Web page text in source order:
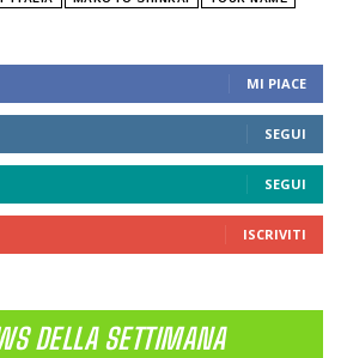
MI PIACE
SEGUI
SEGUI
ISCRIVITI
DELLA SETTIMANA